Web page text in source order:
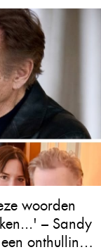
woorden
– Sandy
onthulling